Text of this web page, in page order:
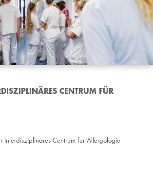
CENTRUM FÜR
Interdisziplinäres Centrum für Allergologie